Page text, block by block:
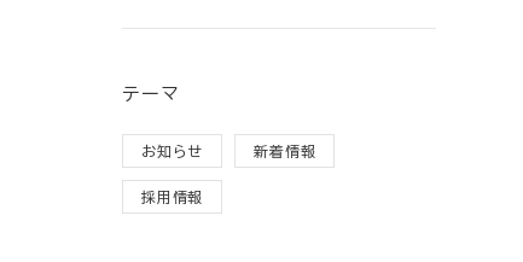
テーマ
お知らせ 新着情報
採用情報